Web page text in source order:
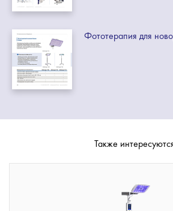
Фототерапия для
Также